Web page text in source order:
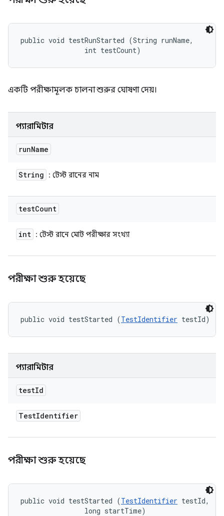
public void testRunStarted (String runName,
                int testCount)
একটি পরীক্ষামূলক চালনা শুরুর ঘোষণা দেয়।
প্যারামিটার
runName
String : টেস্ট রানের নাম
testCount
int : টেস্ট রানে মোট পরীক্ষার সংখ্যা
পরীক্ষা শুরু হয়েছে
public void testStarted (TestIdentifier testId)
প্যারামিটার
testId
TestIdentifier
পরীক্ষা শুরু হয়েছে
public void testStarted (TestIdentifier testId,
                long startTime)